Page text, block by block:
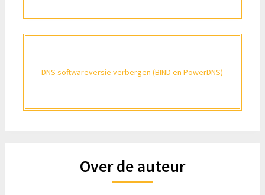
DNS softwareversie verbergen (BIND en PowerDNS)
Over de auteur